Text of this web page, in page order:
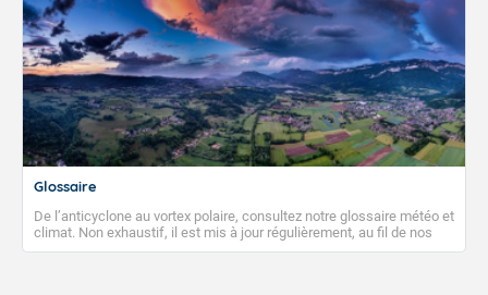
Glossaire
De l’anticyclone au vortex polaire, consultez notre glossaire météo et
climat. Non exhaustif, il est mis à jour régulièrement, au fil de nos
publications. Vous y trouverez également des liens utiles vers nos